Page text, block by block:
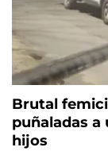
Brutal
puñaladas a
hijos